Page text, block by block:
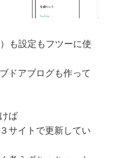
も設定もフツーに使
ドアブログも作って
ば
サイトで更新してい